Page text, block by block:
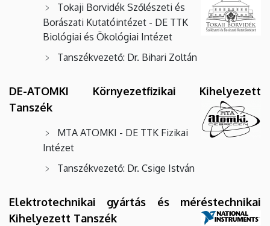
Tokaji Borvidék Szőlészeti és
Borászati Kutatóintézet - DE TTK
Biológiai és Ökológiai Intézet
Tanszékvezető: Dr. Bihari Zoltán
DE-ATOMKI Környezetfizikai Kihelyezett
Tanszék
MTA ATOMKI - DE TTK Fizikai
Intézet
Tanszékvezető: Dr. Csige István
Elektrotechnikai gyártás és méréstechnikai
Kihelyezett Tanszék